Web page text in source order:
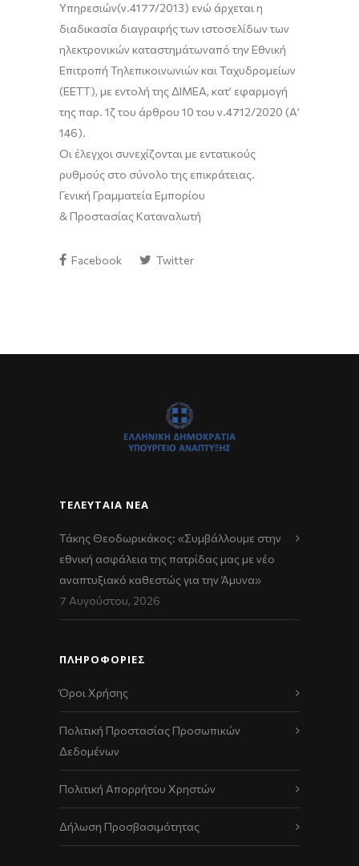
Υπηρεσιών(ν.4177/2013) ενώ άρχεται η
διαδικασία διαγραφής των ιστοσελίδων των
ηλεκτρονικών καταστημάτωναπό την Εθνική
Επιτροπή Τηλεπικοινωνιών και Ταχυδρομείων
(ΕΕΤΤ), με εντολή της ΔΙΜΕΑ, κατ’ εφαρμογή
της παρ. 1ζ του άρθρου 10 του ν.4712/2020 (Α’
146).
Οι έλεγχοι συνεχίζονται με εντατικούς
ρυθμούς στο σύνολο της επικράτειας.
Γενική Γραμματεία Εμπορίου
& Προστασίας Καταναλωτή
Facebook Twitter
ΤΕΛΕΥΤΑΊΑ ΝΈΑ
Τάκης Θεοδωρικάκος: «Συμβάλλουμε στην
εθνική ασφάλεια της πατρίδας μας με νέο
αναπτυξιακό καθεστώς για την Άμυνα»
7 Αυγούστου, 2026
ΠΛΗΡΟΦΟΡΙΕΣ
Όροι Χρήσης
Πολιτική Προστασίας Προσωπικών
Δεδομένων
Πολιτική Απορρήτου Χρηστών
Δήλωση Προσβασιμότητας